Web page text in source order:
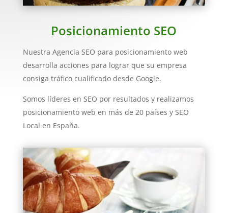
Posicionamiento SEO
Nuestra Agencia SEO para posicionamiento web
desarrolla acciones para lograr que su empresa
consiga tráfico cualificado desde Google.
Somos líderes en SEO por resultados y realizamos
posicionamiento web en más de 20 países y SEO
Local en España.